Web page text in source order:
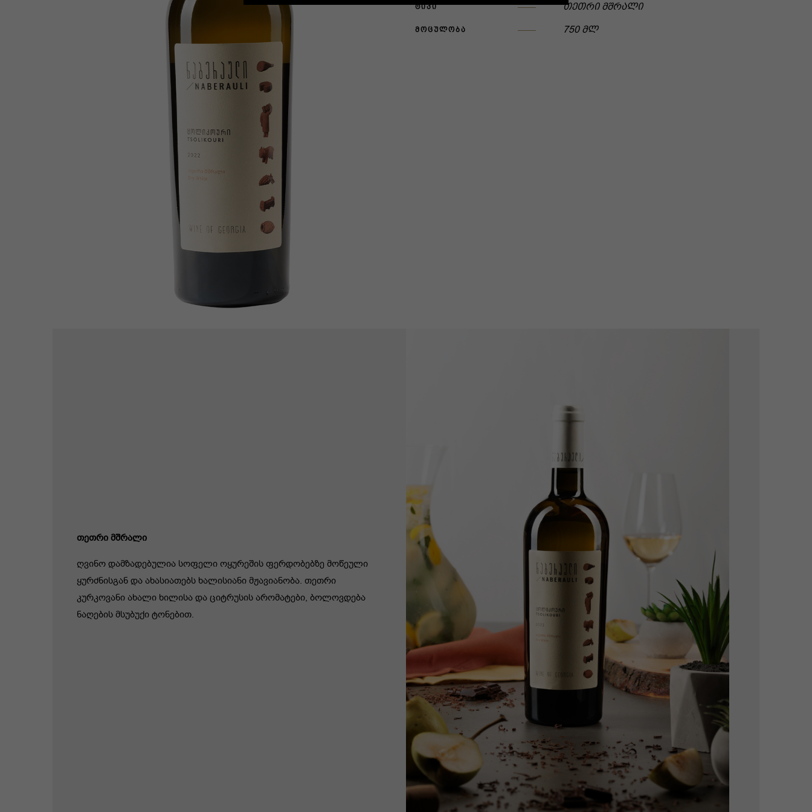
ᲢᲘᲞᲘ ᲗᲔᲗᲠᲘ ᲛᲨᲠᲐᲚᲘ
ᲛᲝᲪᲣᲚᲝᲑᲐ 750 ᲛᲚ
თეთრი მშრალი
ღვინო დამზადებულია სოფელი ოყურეშის ფერდობებზე მოწეული
ყურძნისგან და ახასიათებს ხალისიანი მჟავიანობა. თეთრი
კურკოვანი ახალი ხილისა და ციტრუსის არომატები, ბოლოვდება
ნაღების მსუბუქი ტონებით.